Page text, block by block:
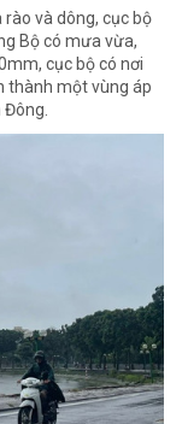
và dông, cục bộ
Bộ có mưa vừa,
cục bộ có nơi
thành một vùng áp